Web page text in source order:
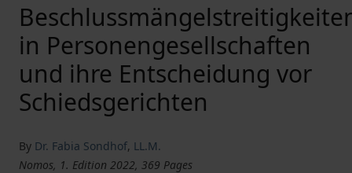
in Personengesellschaften
und ihre Entscheidung vor
Schiedsgerichten
By Dr. Fabia Sondhof, LL.M.
Nomos, 1. Edition 2022, 369 Pages